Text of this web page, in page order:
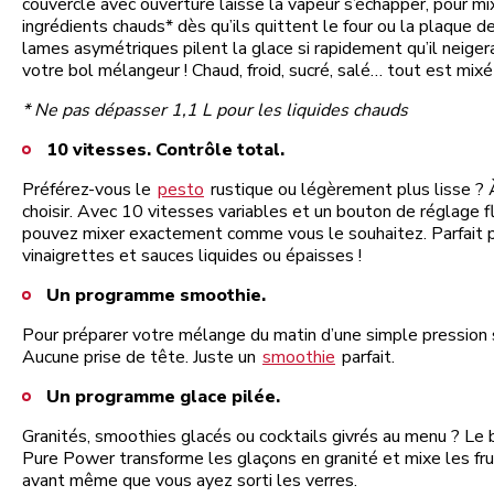
ingrédients chauds* dès qu’ils quittent le four ou la plaque
lames asymétriques pilent la glace si rapidement qu’il
votre bol mélangeur ! Chaud, froid, sucré, salé… tout est
* Ne pas dépasser 1,1 L pour les liquides chauds
10 vitesses. Contrôle total.
Préférez-vous le pesto rustique ou légèrement plus lisse ?
choisir. Avec 10 vitesses variables et un bouton de réglage
pouvez mixer exactement comme vous le souhaitez. Parfait
vinaigrettes et sauces liquides ou épaisses !
Un programme smoothie.
Pour préparer votre mélange du matin d’une simple pression
Aucune prise de tête. Juste un smoothie parfait.
Un programme glace pilée.
Granités, smoothies glacés ou cocktails givrés au menu ? Le
Pure Power transforme les glaçons en granité et mixe les
avant même que vous ayez sorti les verres.